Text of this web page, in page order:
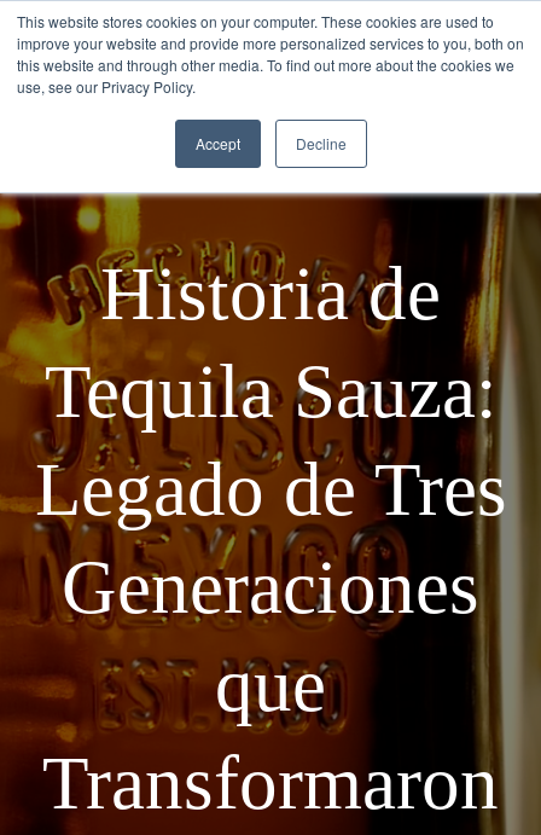
This website stores cookies on your computer. These cookies are used to
improve your website and provide more personalized services to you, both on
this website and through other media. To find out more about the cookies we
use, see our Privacy Policy.
Accept Decline
Historia de
Tequila Sauza:
Legado de Tres
Generaciones
que
Transformaron